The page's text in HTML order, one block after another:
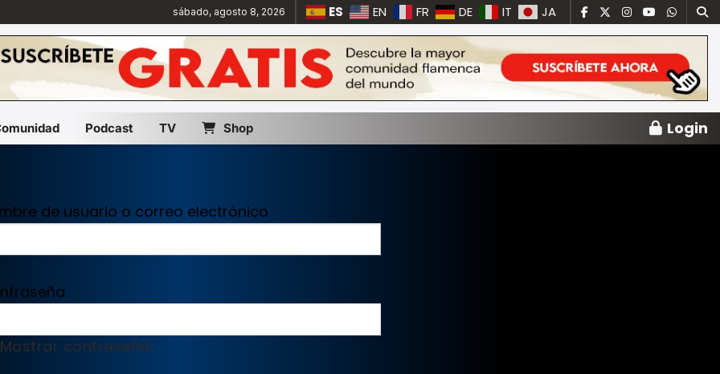
sábado, agosto 8, 2026 ES EN FR DE IT JA
Podcast TV Shop Login
de usuario o correo electrónico
Mostrar contraseña